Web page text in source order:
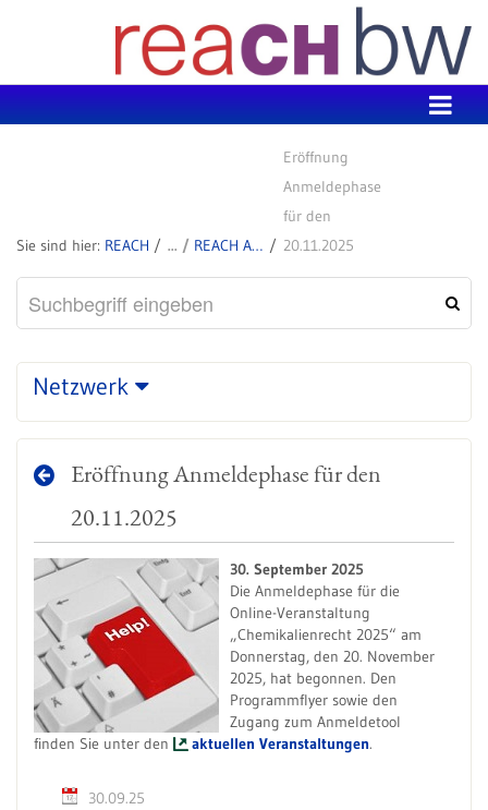
REACH REACH Aktuell
Eröffnung
Anmeldephase
für den
20.11.2025
Netzwerk
Eröffnung Anmeldephase für den
20.11.2025
30. September 2025
Die Anmeldephase für die
Online-Veranstaltung
„Chemikalienrecht 2025“ am
Donnerstag, den 20. November
2025, hat begonnen. Den
Programmflyer sowie den
Zugang zum Anmeldetool
finden Sie unter den
aktuellen Veranstaltungen.
30.09.25